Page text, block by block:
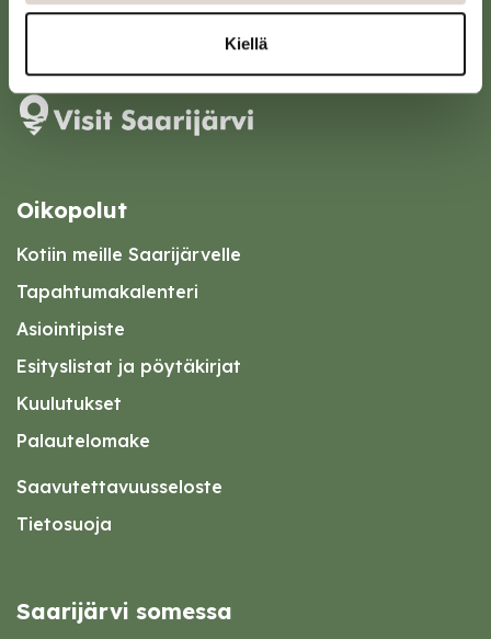
Kiellä
Oikopolut
Kotiin meille Saarijärvelle
Tapahtumakalenteri
Asiointipiste
Esityslistat ja pöytäkirjat
Kuulutukset
Palautelomake
Saavutettavuusseloste
Tietosuoja
Saarijärvi somessa